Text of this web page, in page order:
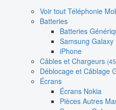
Voir tout Téléphonie
Batteries
Batteries
Samsung Galaxy
iPhone
Câbles et Chargeurs
Déblocage et Câblage
Écrans
Écrans Nokia
Pièces Autres